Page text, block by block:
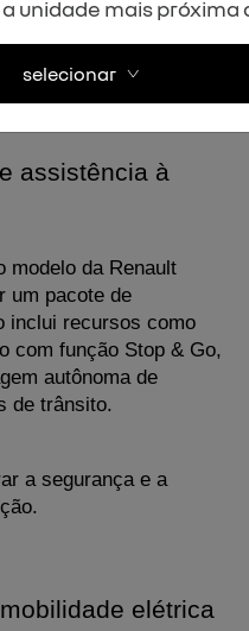
em um carregador
de 22 kW leva uma
realizar a mesma tarefa.
assistência à
modelo da Renault
um pacote de
inclui recursos como
com função Stop & Go,
autônoma de
de trânsito.
a segurança e a
elétrica
unidade mais próxima
selecionar